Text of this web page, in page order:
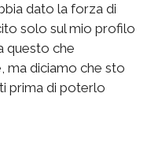
dato la forza di
solo sul mio profilo
questo che
ma diciamo che sto
prima di poterlo